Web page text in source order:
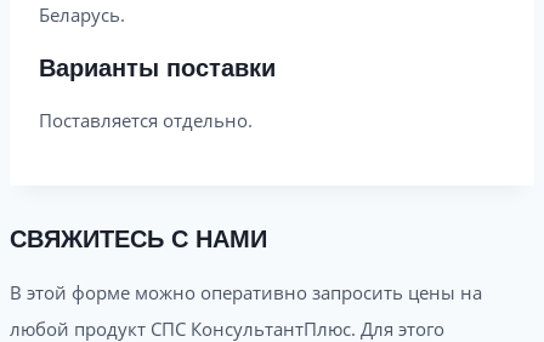
Беларусь.
Варианты поставки
Поставляется отдельно.
СВЯЖИТЕСЬ С НАМИ
В этой форме можно оперативно запросить цены на
любой продукт СПС КонсультантПлюс. Для этого